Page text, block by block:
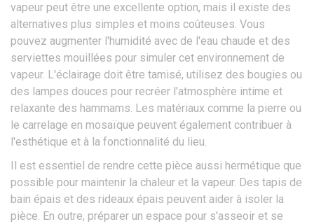
vapeur peut être une excellente option, mais il existe des
alternatives plus simples et moins coûteuses. Vous
pouvez augmenter l'humidité avec de l'eau chaude et des
serviettes mouillées pour simuler cet environnement de
vapeur. L'éclairage doit être tamisé, utilisez des bougies ou
des lampes douces pour recréer l'atmosphère intime et
relaxante des hammams. Les matériaux comme la pierre ou
le carrelage en mosaïque peuvent également contribuer à
l'esthétique et à la fonctionnalité du lieu.
Il est essentiel de rendre cette pièce aussi hermétique que
possible pour maintenir la chaleur et la vapeur. Des tapis de
bain épais et des rideaux épais peuvent aider à isoler la
pièce. En outre, préparer un espace pour s'asseoir et se